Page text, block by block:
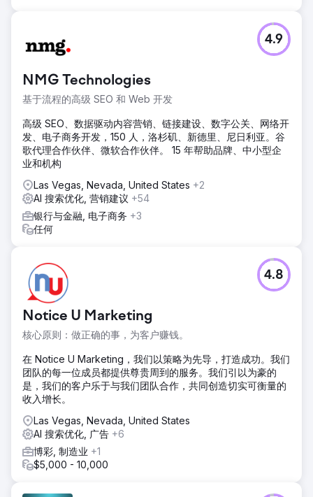
NMG Technologies
基于流程的高级 SEO 和 Web 开发
4.9
高级 SEO、数据驱动内容营销、链接建设、数字公关、网络开
发、电子商务开发，150 人，洛杉矶、新德里、尼日利亚。谷
歌代理合作伙伴、微软合作伙伴。 15 年帮助品牌、中小型企
业和机构
Las Vegas, Nevada, United States +2
AI 搜索优化, 营销建议 +54
银行与金融, 电子商务 +3
任何
Notice U Marketing
核心原则：做正确的事，为客户赚钱。
4.8
在 Notice U Marketing，我们以策略为先导，打造成功。我们
团队的每一位成员都提供尊贵周到的服务。我们引以为豪的
是，我们的客户乐于与我们团队合作，共同创造切实可衡量的
收入增长。
Las Vegas, Nevada, United States
AI 搜索优化, 广告 +6
博彩, 制造业 +1
$5,000 - 10,000